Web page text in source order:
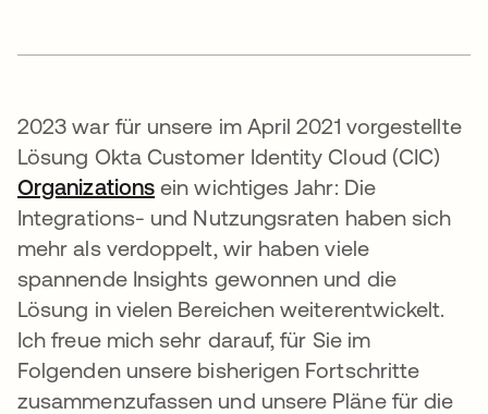
2023 war für unsere im April 2021 vorgestellte
Lösung Okta Customer Identity Cloud (CIC)
Organizations wird in einer neuen
ein wichtiges Jahr: Die
Integrations- und Nutzungsraten haben sich
mehr als verdoppelt, wir haben viele
spannende Insights gewonnen und die
Lösung in vielen Bereichen weiterentwickelt.
Ich freue mich sehr darauf, für Sie im
Folgenden unsere bisherigen Fortschritte
zusammenzufassen und unsere Pläne für die